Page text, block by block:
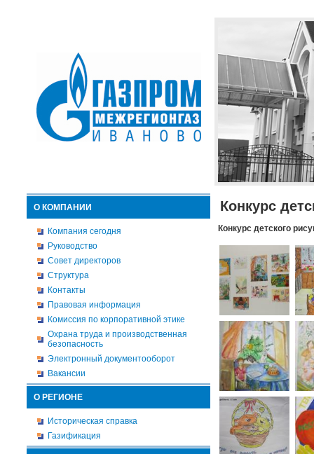
О КОМПАНИИ
Компания сегодня
Руководство
Совет директоров
Структура
Контакты
Правовая информация
Комиссия по корпоративной этике
Охрана труда и производственная
безопасность
Электронный документооборот
Вакансии
О РЕГИОНЕ
Историческая справка
Газификация
Конкурс
Конкурс детского